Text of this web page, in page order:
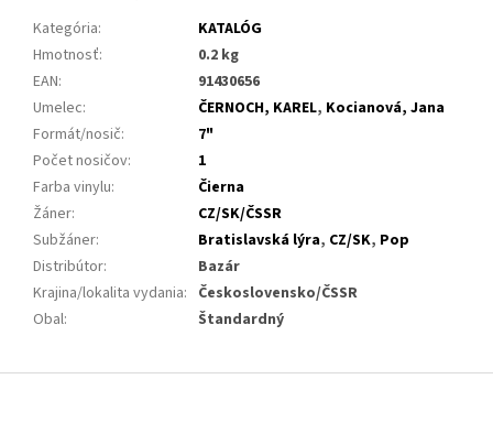
Kategória:
KATALÓG
Hmotnosť:
0.2 kg
EAN:
91430656
Umelec: ČERNOCH, KAREL, Kocianová, Jana
Formát/nosič:
7"
Počet nosičov:
1
Farba vinylu:
Čierna
Žáner:
CZ/SK/ČSSR
Subžáner: Bratislavská lýra, CZ/SK, Pop
Distribútor:
Bazár
Krajina/lokalita vydania: Československo/ČSSR
Obal: Štandardný